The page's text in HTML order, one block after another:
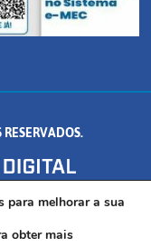
FORMIGA/MG - CEP:
para melhorar a sua
obter mais